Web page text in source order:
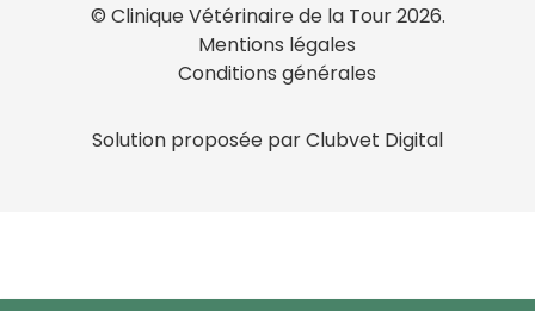
© Clinique Vétérinaire de la Tour 2026.
Mentions légales
Conditions générales
Solution proposée par Clubvet Digital